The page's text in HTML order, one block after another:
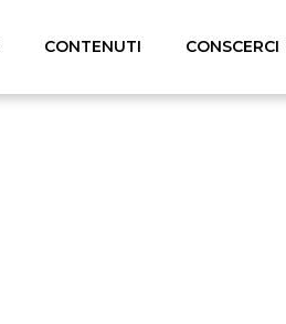
CONTENUTI CONSCERCI